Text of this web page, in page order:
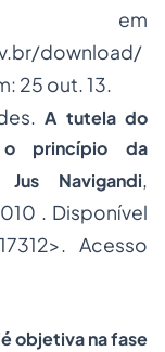
em
download/
25 out. 13.
A tutela do
o princípio da
Jus Navigandi,
. Disponível
>. Acesso
objetiva na fase